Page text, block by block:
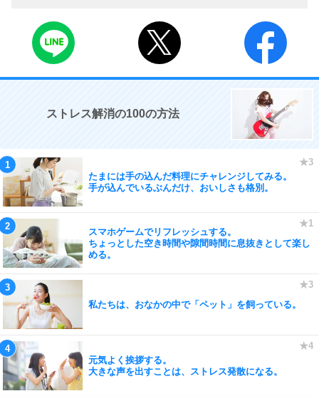
ストレス解消の100の方法
たまには手の込んだ料理にチャレンジしてみる。
手が込んでいるぶんだけ、おいしさも格別。
スマホゲームでリフレッシュする。
ちょっとした空き時間や隙間時間に息抜きとして楽し
める。
私たちは、おなかの中で「ペット」を飼っている。
元気よく挨拶する。
大きな声を出すことは、ストレス発散になる。